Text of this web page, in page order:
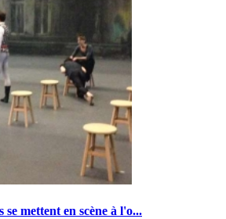
mettent en scène à l'o...